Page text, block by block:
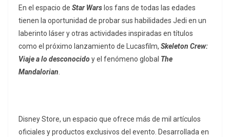
En el espacio de Star Wars los fans de todas las edades
tienen la oportunidad de probar sus habilidades Jedi en un
laberinto láser y otras actividades inspiradas en títulos
como el próximo lanzamiento de Lucasfilm, Skeleton Crew:
Viaje a lo desconocidoy el fenómeno global The
Mandalorian
Disney Store, un espacio que ofrece más de mil artículos
oficiales y productos exclusivos del evento. Desarrollada en